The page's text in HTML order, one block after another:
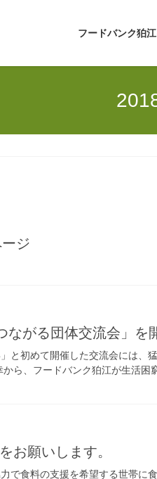
フードバンク狛
ジ
がる団体交流会」を
と初めて開催した交流会には、
ら、フードバンク狛江が生活困
お願いします。
で食料の支援を希望する世帯に